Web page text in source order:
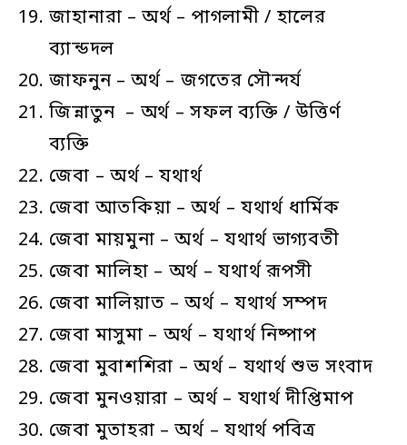
জাহানারা – অর্থ – পাগলামী / হালের
ব্যান্ডদল
জাফনুন – অর্থ – জগতের সৌন্দর্য
জিন্নাতুন – অর্থ – সফল ব্যক্তি / উত্তির্ণ
ব্যক্তি
জেবা – অর্থ – যথার্থ
জেবা আতকিয়া – অর্থ – যথার্থ ধার্মিক
জেবা মায়মুনা – অর্থ – যথার্থ ভাগ্যবতী
জেবা মালিহা – অর্থ – যথার্থ রূপসী
জেবা মালিয়াত – অর্থ – যথার্থ সম্পদ
জেবা মাসুমা – অর্থ – যথার্থ নিষ্পাপ
জেবা মুবাশশিরা – অর্থ – যথার্থ শুভ সংবাদ
জেবা মুনওয়ারা – অর্থ – যথার্থ দীপ্তিমাপ
জেবা মুতাহরা – অর্থ – যথার্থ পবিত্র